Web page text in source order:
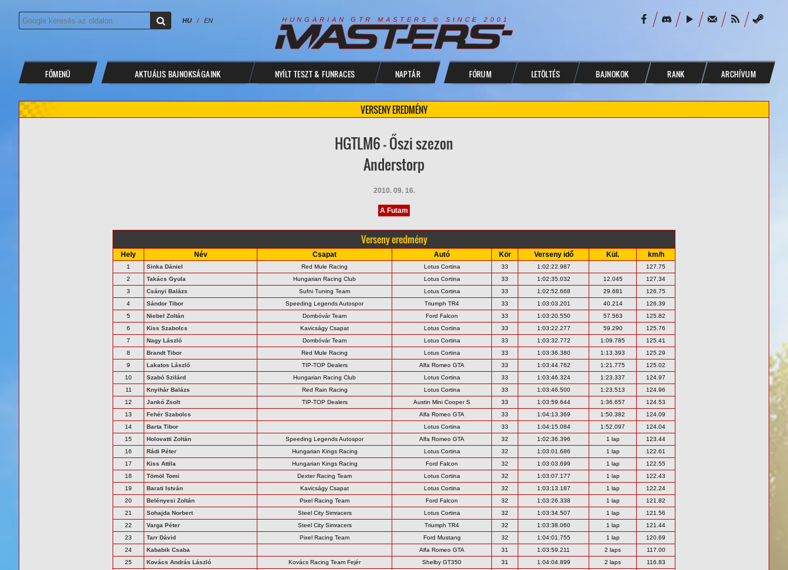
HU / EN H U N G A R I A N G T R M A S T E R S © S I N C E 2 0 0 1
FŐMENÜ AKTUÁLIS BAJNOKSÁGAINK NYÍLT TESZT & FUNRACES NAPTÁR FÓRUM LETÖLTÉS BAJNOKOK RANK ARCHÍVUM
VERSENY EREDMÉNY
HGTLM6 - Őszi szezon
Anderstorp
2010. 09. 16.
A Futam
Verseny eredmény
Hely Név Csapat Autó Kör Verseny idő Kül. km/h
1 Sinka Dániel Red Mule Racing Lotus Cortina 33 1:02:22.987
127.75
2
Takács Gyula Hungarian Racing Club Lotus Cortina 33 1:02:35.032 12.045
127.34
3
Csányi Balázs Sufni Tuning Team Lotus Cortina 33 1:02:52.668 29.681
126.75
4
Sándor Tibor Speeding Legends Autospor Triumph TR4 33 1:03:03.201 40.214
126.39
5
Niebel Zoltán Dombóvár Team Ford Falcon 33 1:03:20.550 57.563
125.82
6
Kiss Szabolcs Kavicságy Csapat Lotus Cortina 33 1:03:22.277 59.290
125.76
7
Nagy László Dombóvár Team Lotus Cortina 33 1:03:32.772 1:09.785
125.41
8
Brandt Tibor Red Mule Racing Lotus Cortina 33 1:03:36.380 1:13.393
125.29
9
Lakatos László TIP-TOP Dealers Alfa Romeo GTA 33 1:03:44.762 1:21.775
125.02
10
Szabó Szilárd Hungarian Racing Club Lotus Cortina 33 1:03:46.324 1:23.337
124.97
11
Knyihár Balázs Red Rain Racing Lotus Cortina 33 1:03:46.500 1:23.513
124.96
12
Jankó Zsolt TIP-TOP Dealers Austin Mini Cooper S 33 1:03:59.644 1:36.657
124.53
13
Fehér Szabolcs Alfa Romeo GTA 33 1:04:13.369 1:50.382
124.09
14
Barta Tibor Lotus Cortina 33 1:04:15.084 1:52.097
124.04
15
Holovatti Zoltán Speeding Legends Autospor Alfa Romeo GTA 32 1:02:36.396 1 lap
123.44
16
Rádi Péter Hungarian Kings Racing Lotus Cortina 32 1:03:01.686 1 lap
122.61
17
Kiss Attila Hungarian Kings Racing Ford Falcon 32 1:03:03.699 1 lap
122.55
18
Tömöl Tomi Dexter Racing Team Lotus Cortina 32 1:03:07.177 1 lap
122.43
19
Barati István Kavicságy Csapat Lotus Cortina 32 1:03:13.187 1 lap
122.24
20
Belényesi Zoltán Pixel Racing Team Ford Falcon 32 1:03:26.338 1 lap
121.82
21
Sohajda Norbert Steel City Simracers Lotus Cortina 32 1:03:34.507 1 lap
121.56
22
Varga Péter Steel City Simracers Triumph TR4 32 1:03:38.060 1 lap
121.44
23
Tarr Dávid Pixel Racing Team Ford Mustang 32 1:04:01.755 1 lap
120.69
24
Kababik Csaba Alfa Romeo GTA 31 1:03:59.211 2 laps
117.00
25
Kovács András László Kovács Racing Team Fejér Shelby GT350 31 1:04:04.899 2 laps
116.83